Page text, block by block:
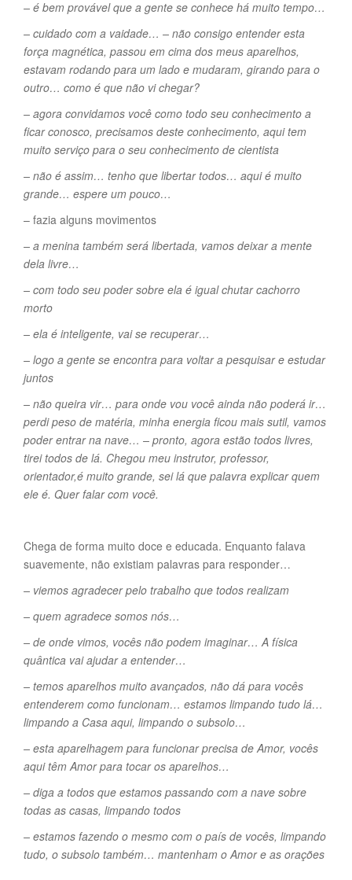
– é bem provável que a gente se conhece há muito tempo…
– cuidado com a vaidade… – não consigo entender esta
força magnética, passou em cima dos meus aparelhos,
estavam rodando para um lado e mudaram, girando para o
outro… como é que não vi chegar?
– agora convidamos você como todo seu conhecimento a
ficar conosco, precisamos deste conhecimento, aqui tem
muito serviço para o seu conhecimento de cientista
– não é assim… tenho que libertar todos… aqui é muito
grande… espere um pouco…
– fazia alguns movimentos
– a menina também será libertada, vamos deixar a mente
dela livre…
– com todo seu poder sobre ela é igual chutar cachorro
morto
– ela é inteligente, vai se recuperar…
– logo a gente se encontra para voltar a pesquisar e estudar
juntos
– não queira vir… para onde vou você ainda não poderá ir…
perdi peso de matéria, minha energia ficou mais sutil, vamos
poder entrar na nave… – pronto, agora estão todos livres,
tirei todos de lá. Chegou meu instrutor, professor,
orientador,é muito grande, sei lá que palavra explicar quem
ele é. Quer falar com você.
Chega de forma muito doce e educada. Enquanto falava
suavemente, não existiam palavras para responder…
– viemos agradecer pelo trabalho que todos realizam
– quem agradece somos nós…
– de onde vimos, vocês não podem imaginar… A física
quântica vai ajudar a entender…
– temos aparelhos muito avançados, não dá para vocês
entenderem como funcionam… estamos limpando tudo lá…
limpando a Casa aqui, limpando o subsolo…
– esta aparelhagem para funcionar precisa de Amor, vocês
aqui têm Amor para tocar os aparelhos…
– diga a todos que estamos passando com a nave sobre
todas as casas, limpando todos
– estamos fazendo o mesmo com o país de vocês, limpando
tudo, o subsolo também… mantenham o Amor e as orações